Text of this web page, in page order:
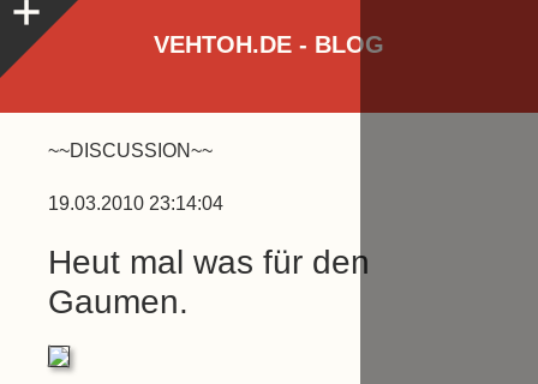
VEHTOH.DE - BLOG
~~DISCUSSION~~
19.03.2010 23:14:04
Heut mal was für den
Gaumen.